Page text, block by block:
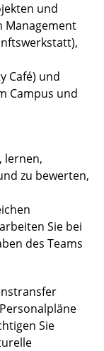
und
Management
Café) und
Campus und
lernen,
zu bewerten,
Sie bei
des Teams
Sie